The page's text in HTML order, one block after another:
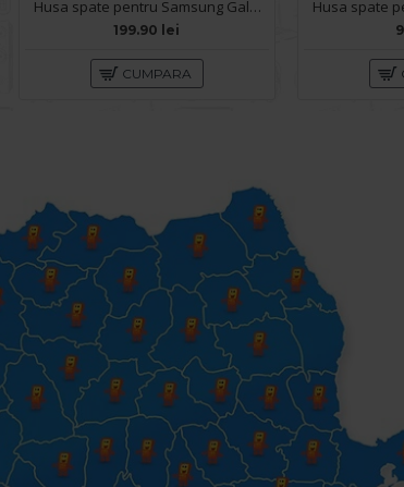
Husa spate pentru Samsung Galaxy S26 Keephone SkinPro - Gri
199.90 lei
CUMPARA